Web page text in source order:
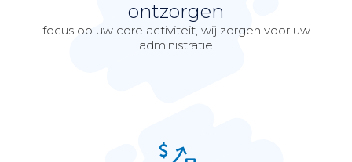
ontzorgen
focus op uw core activiteit, wij zorgen voor uw
administratie